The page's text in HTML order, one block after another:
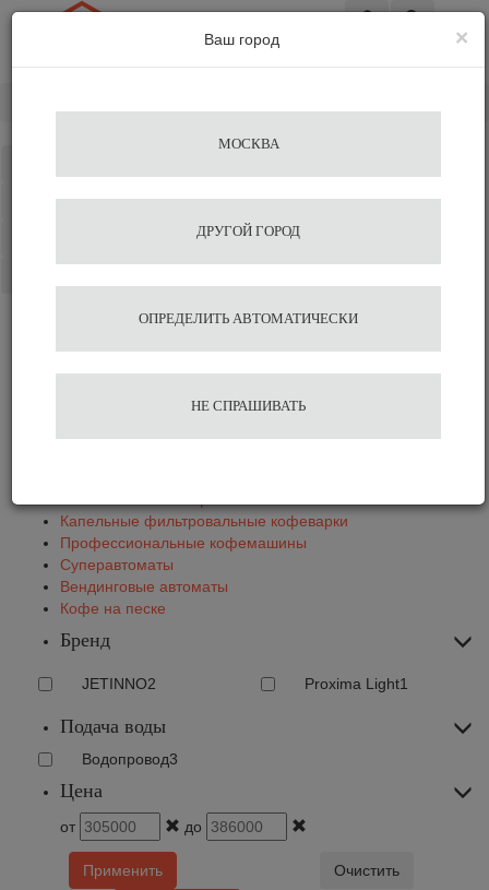
Избранное
Вендинговые автоматы
Капельные фильтровальные кофеварки
Профессиональные кофемашины
Суперавтоматы
Вендинговые автоматы
Кофе на песке
Бренд
JETINNO2 Proxima Light1
Подача воды
Водопровод3
Цена
от до
Применить
Очистить
×
Ваш город
МОСКВА
ДРУГОЙ ГОРОД
ОПРЕДЕЛИТЬ АВТОМАТИЧЕСКИ
НЕ СПРАШИВАТЬ